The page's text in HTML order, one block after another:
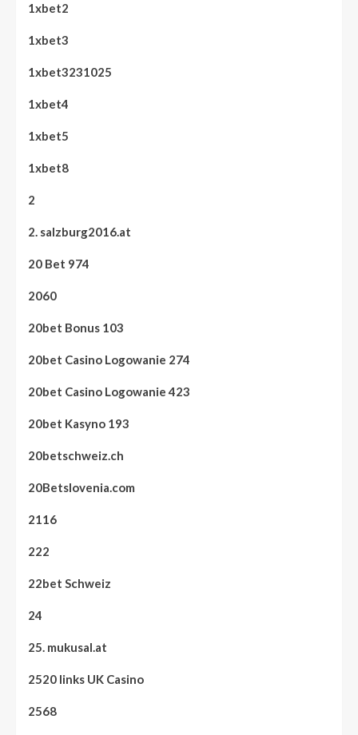
1xbet2
1xbet3
1xbet3231025
1xbet4
1xbet5
1xbet8
2
2. salzburg2016.at
20 Bet 974
2060
20bet Bonus 103
20bet Casino Logowanie 274
20bet Casino Logowanie 423
20bet Kasyno 193
20betschweiz.ch
20Betslovenia.com
2116
222
22bet Schweiz
24
25. mukusal.at
2520 links UK Casino
2568